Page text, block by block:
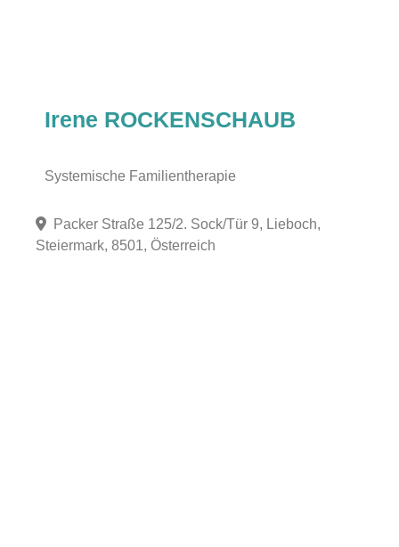
Irene ROCKENSCHAUB
Systemische Familientherapie
Packer Straße 125/2. Sock/Tür 9, Lieboch,
Steiermark, 8501, Österreich